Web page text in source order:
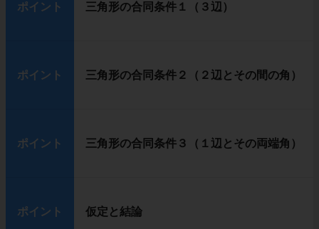
ポイント 三角形の合同条件１（３辺）
ポイント 三角形の合同条件２（２辺とその間の角）
ポイント 三角形の合同条件３（１辺とその両端角）
ポイント 仮定と結論